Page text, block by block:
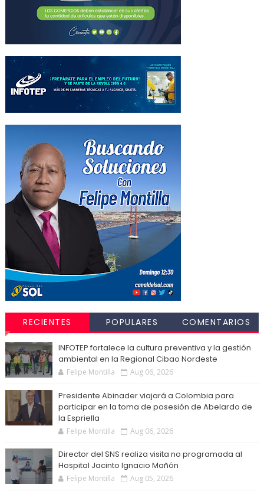
RECIENTES POPULARES COMENTARIOS
INFOTEP fortalece la cultura preventiva y la gestión
ambiental en la Regional Cibao Nordeste
Felipe Montilla Aug 06, 2026
Presidente Abinader viajará a Colombia para
participar en la toma de posesión de Abelardo de
la Espriella
Felipe Montilla Aug 06, 2026
Director del SNS realiza visita no programada al
Hospital Jacinto Ignacio Mañón
Felipe Montilla Aug 05, 2026